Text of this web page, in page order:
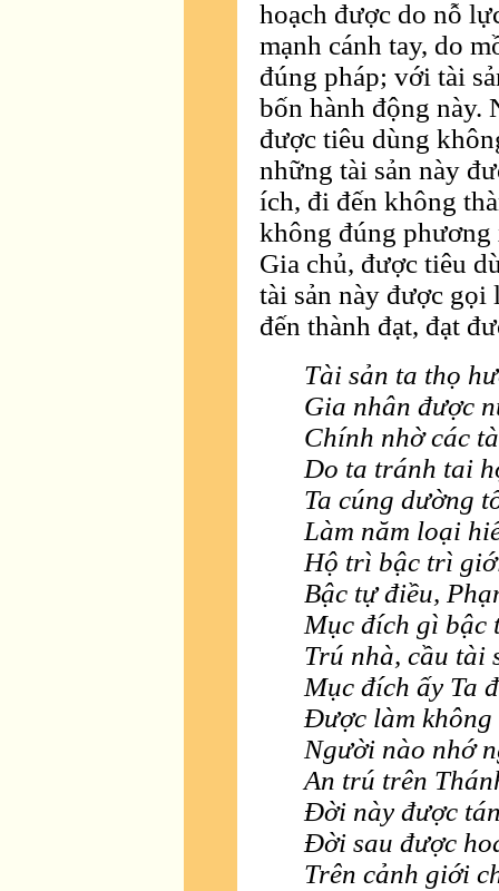
hoạch được do nỗ
mạnh cánh tay, do
đúng pháp; với tài
bốn hành động này.
được tiêu dùng
những tài sản này
ích, đi đến không
không đúng phương
Gia chủ, được tiêu
tài sản này được
đến thành đạt, đạt
Tài sản ta thọ
Gia nhân được
Chính nhờ các
Do ta tránh tai
Ta cúng dường
Làm năm loại
Hộ trì bậc trì
Bậc tự điều,
Mục đích gì bậc
Trú nhà, cầu tài
Mục đích ấy Ta
Ðược làm không
Người nào nhớ
An trú trên
Ðời này được
Ðời sau được
Trên cảnh giới